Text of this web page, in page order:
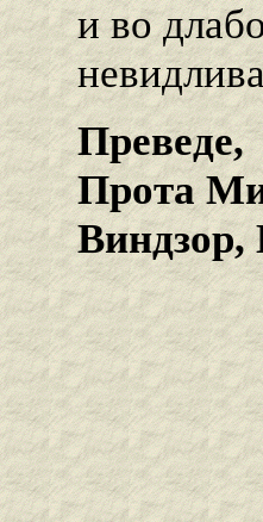
и во
Преведе,
Прота
Виндзор,